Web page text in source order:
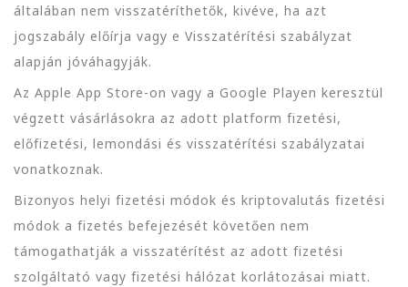
általában nem visszatéríthetők, kivéve, ha azt
jogszabály előírja vagy e Visszatérítési szabályzat
alapján jóváhagyják.
Az Apple App Store-on vagy a Google Playen keresztül
végzett vásárlásokra az adott platform fizetési,
előfizetési, lemondási és visszatérítési szabályzatai
vonatkoznak.
Bizonyos helyi fizetési módok és kriptovalutás fizetési
módok a fizetés befejezését követően nem
támogathatják a visszatérítést az adott fizetési
szolgáltató vagy fizetési hálózat korlátozásai miatt.